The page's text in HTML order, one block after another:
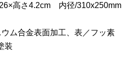
高さ4.2cm 内径/310x250mm
ム合金表面加工、表／フッ素
装